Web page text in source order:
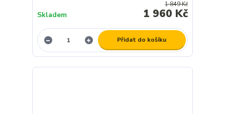
1 849 Kč
1 960 Kč
Skladem
Přidat do košíku